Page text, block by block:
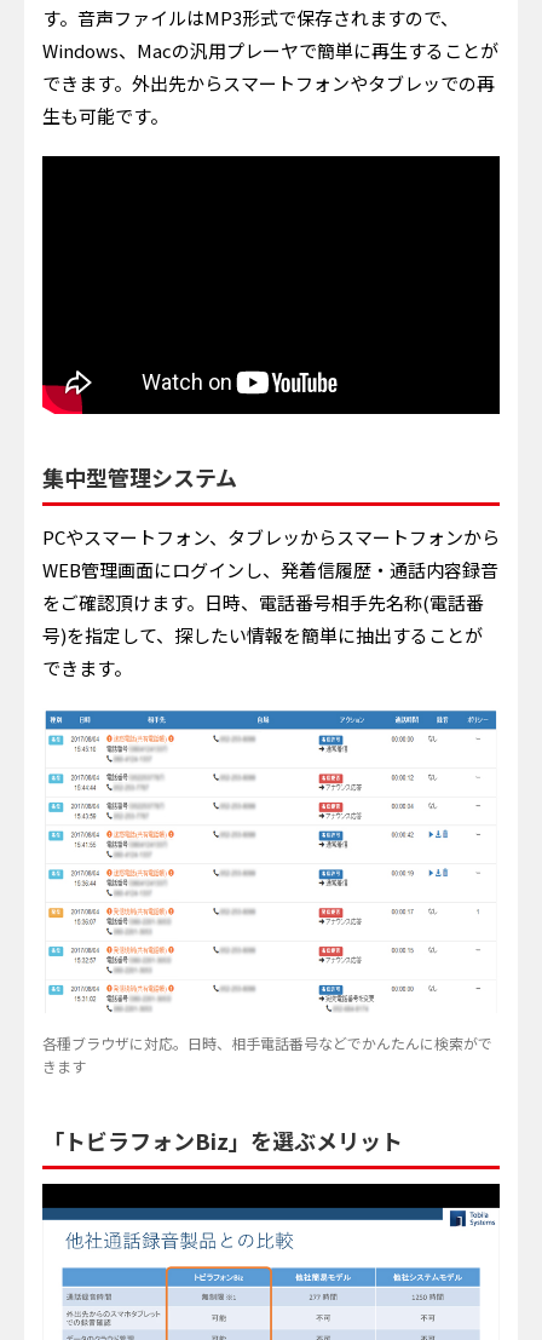
す。音声ファイルはMP3形式で保存されますので、
Windows、Macの汎用プレーヤで簡単に再生することが
できます。外出先からスマートフォンやタブレッでの再
生も可能です。
集中型管理システム
PCやスマートフォン、タブレッからスマートフォンから
WEB管理画面にログインし、発着信履歴・通話内容録音
をご確認頂けます。日時、電話番号相手先名称(電話番
号)を指定して、探したい情報を簡単に抽出することが
できます。
各種ブラウザに対応。日時、相手電話番号などでかんたんに検索がで
きます
「トビラフォンBiz」を選ぶメリット